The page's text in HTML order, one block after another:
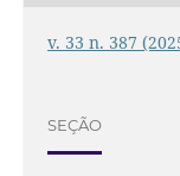
v. 33 n. 387
SEÇÃO